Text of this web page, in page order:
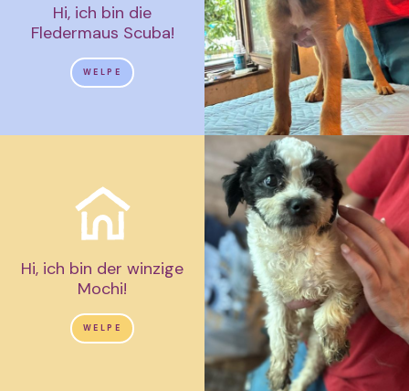
Hi, ich bin die
Fledermaus Scuba!
WELPE
Hi, ich bin der winzige
Mochi!
WELPE